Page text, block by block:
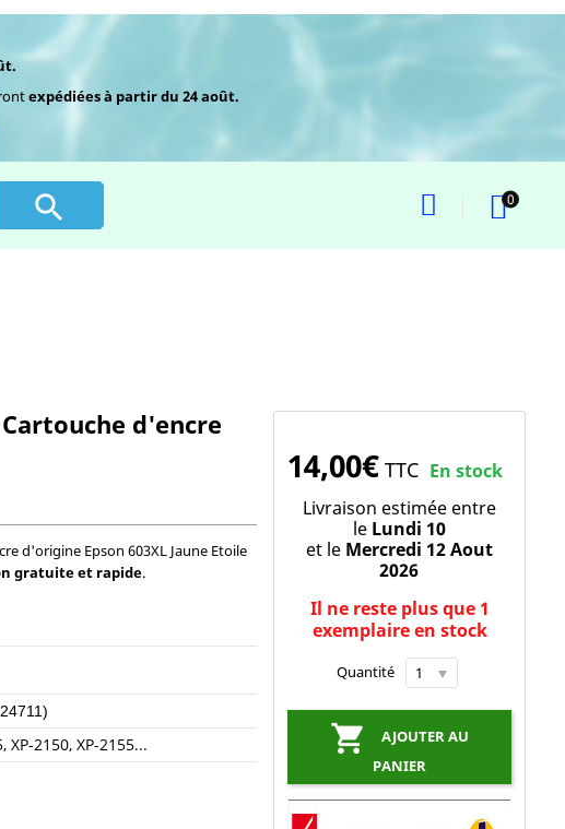
expédiées à partir du 24 août.
 0
Cartouche d'encre
d'origine Epson 603XL Jaune Etoile
gratuite et rapide.
XP-2150, XP-2155...
14,00€ TTC En stock
Livraison estimée entre
le Lundi 10
et le Mercredi 12 Aout
2026
Il ne reste plus que 1
exemplaire en stock
Quantité

AJOUTER AU
PANIER